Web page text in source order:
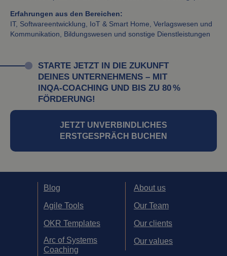
Erfahrungen aus den Bereichen:
IT, Softwareentwicklung, IoT & Smart Home, Verlagswesen und
Kommunikation, Bildungswesen und sonstige Dienstleistungen
STARTE JETZT IN DIE ZUKUNFT
DEINES UNTERNEHMENS – MIT
INQA-COACHING UND BIS ZU 80 %
FÖRDERUNG!
JETZT UNVERBINDLICHES
ERSTGESPRÄCH BUCHEN
Blog
Agile Tools
OKR Templates
Arc of Systems
Coaching
About us
Our Team
Our clients
Our values